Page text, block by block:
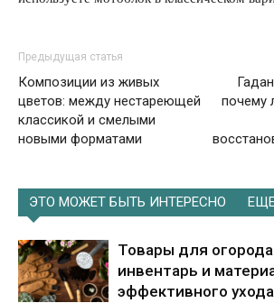
Предыдущая статья
Композиции из живых
цветов: между нестареющей
классикой и смелыми
новыми форматами
почему
ЭТО МОЖЕТ БЫТЬ ИНТЕРЕСНО
Товары для
инвентарь и
эффективного